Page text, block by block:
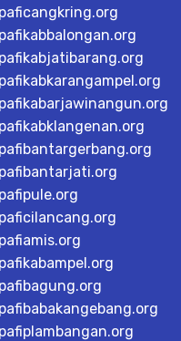
paficangkring.org
pafikabbalongan.org
pafikabjatibarang.org
pafikabkarangampel.org
pafikabarjawinangun.org
pafikabklangenan.org
pafibantargerbang.org
pafibantarjati.org
pafipule.org
paficilancang.org
pafiamis.org
pafikabampel.org
pafibagung.org
pafibabakangebang.org
pafiplambangan.org